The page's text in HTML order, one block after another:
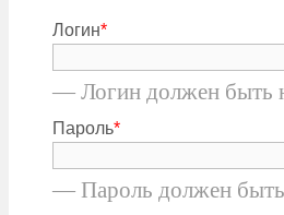
Логин*
— Логин должен быть
Пароль*
— Пароль должен быть